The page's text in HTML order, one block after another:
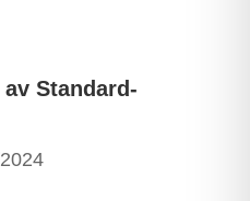
Standard-